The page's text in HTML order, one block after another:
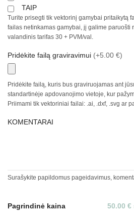
TAIP
Turite prisegti tik vektorinį gamybai pritaikytą
failas netinkamas gamybai, jį galime paruošti
valandinis tarifas 30 + PVM/val.
Pridėkite failą graviravimui (+5.00 €)
Pridėkite failą, kuris bus graviruojamas ant
standartinėje apdovanojimo vietoje, kur
Priimami tik vektoriniai failai: .ai, .dxf, .svg ar
KOMENTARAI
Surašykite papildomus pageidavimus,
Pagrindinė kaina 50.00 €